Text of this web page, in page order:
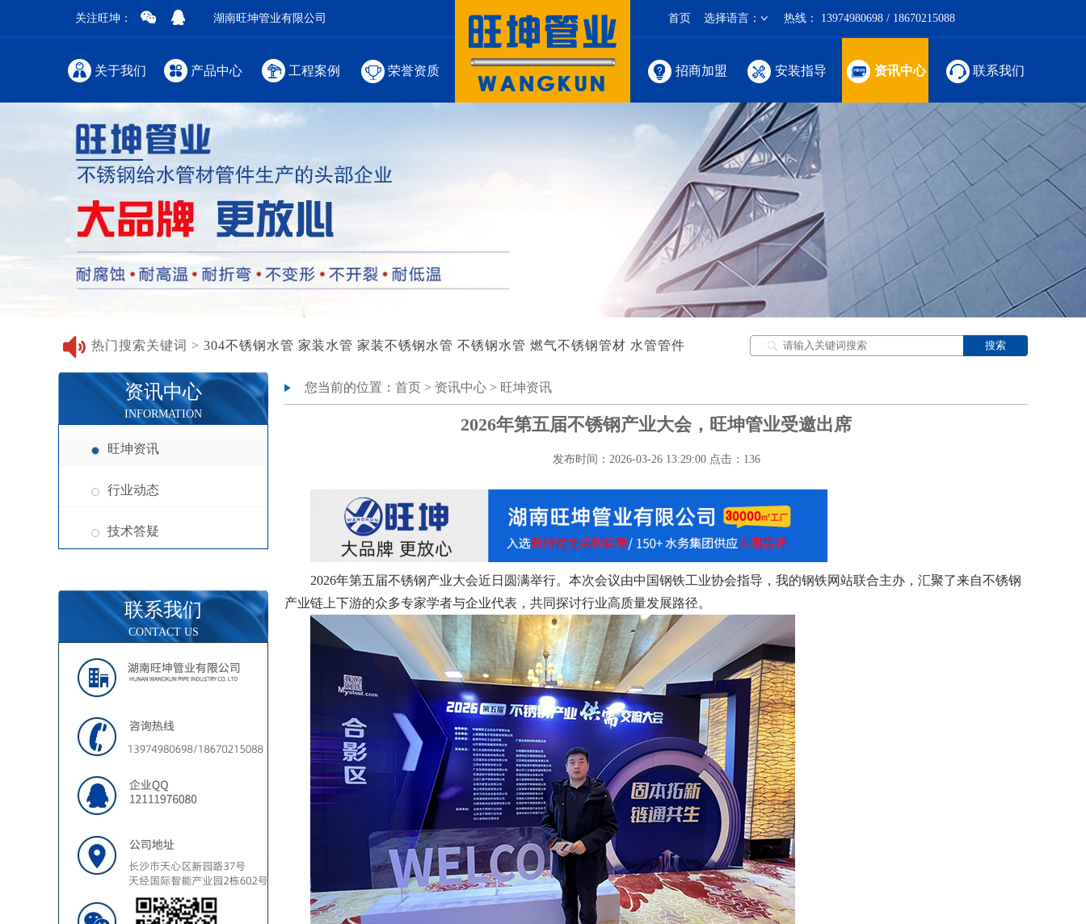
关注旺坤： 湖南旺坤管业有限公司 首页 选择语言： 热线： 13974980698 / 18670215088
关于我们 产品中心 工程案例 荣誉资质 招商加盟 安装指导 资讯中心 联系我们
热门搜索关键词 > 304不锈钢水管 家装水管 家装不锈钢水管 不锈钢水管 燃气不锈钢管材 水管管件
资讯中心
INFORMATION
旺坤资讯
行业动态
技术答疑
联系我们
CONTACT US
您当前的位置： 首页 > 资讯中心 > 旺坤资讯
2026年第五届不锈钢产业大会，旺坤管业受邀出席
发布时间：2026-03-26 13:29:00 点击： 136
2026年第五届不锈钢产业大会近日圆满举行。本次会议由中国钢铁工业协会指导，我的钢铁网站联合主办，汇聚了来自不锈钢
产业链上下游的众多专家学者与企业代表，共同探讨行业高质量发展路径。